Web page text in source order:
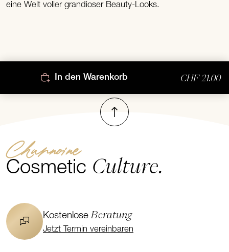
eine Welt voller grandioser Beauty-Looks.
In den Warenkorb CHF 21.00
Nach oben
Channoine
Cosmetic Culture.
KostenloseBeratung
Jetzt Termin vereinbaren